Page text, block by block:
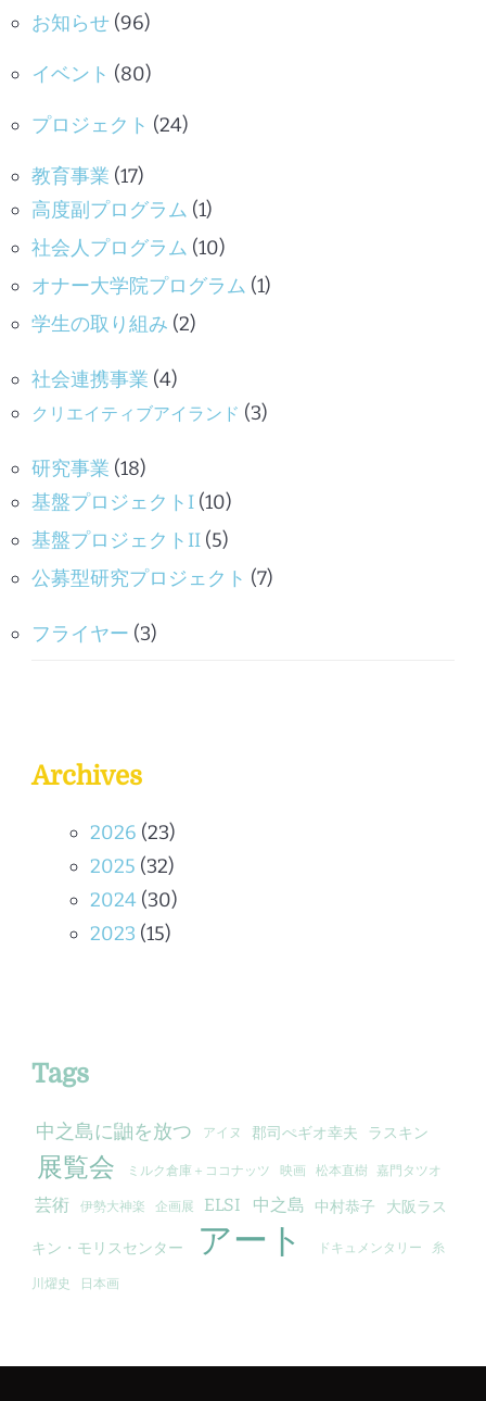
お知らせ (96)
イベント (80)
プロジェクト (24)
教育事業 (17)
高度副プログラム (1)
社会人プログラム (10)
オナー大学院プログラム (1)
学生の取り組み (2)
社会連携事業 (4)
クリエイティブアイランド (3)
研究事業 (18)
基盤プロジェクトI (10)
基盤プロジェクトII (5)
公募型研究プロジェクト (7)
フライヤー (3)
Archives
2026 (23)
2025 (32)
2024 (30)
2023 (15)
Tags
中之島に鼬を放つ アイヌ 郡司ぺギオ幸夫 ラスキン
展覧会 ミルク倉庫＋ココナッツ 映画 松本直樹 嘉門タツオ
芸術 伊勢大神楽 企画展 ELSI 中之島 中村恭子 大阪ラス
キン・モリスセンター アート ドキュメンタリー 糸
川燿史 日本画